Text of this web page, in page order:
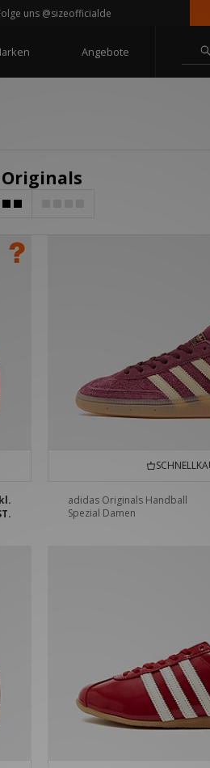
uns @sizeofficialde
Angebote
Originals
adidas Originals Handball
Spezial Damen